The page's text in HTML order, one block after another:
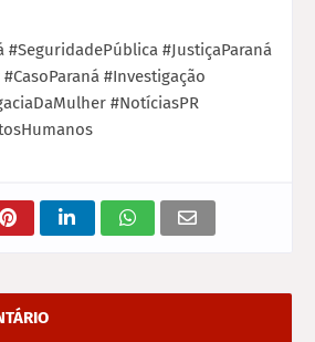
#SeguridadePública #JustiçaParaná
#Investigação
#NotíciasPR